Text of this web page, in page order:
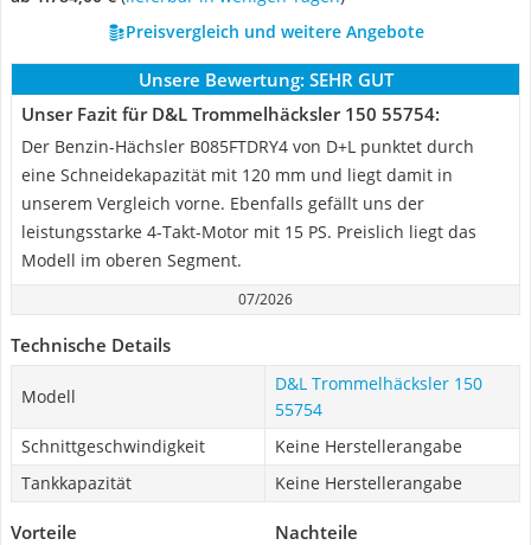
Preisvergleich und weitere Angebote
Unsere Bewertung: SEHR GUT
Unser Fazit für D&L Trommelhäcksler 150 55754:
Der Benzin-Hächsler B085FTDRY4 von D+L punktet durch
eine Schneidekapazität mit 120 mm und liegt damit in
unserem Vergleich vorne. Ebenfalls gefällt uns der
leistungsstarke 4-Takt-Motor mit 15 PS. Preislich liegt das
Modell im oberen Segment.
07/2026
Technische Details
Modell
D&L Trommelhäcksler 150
55754
Schnittgeschwindigkeit
Keine Herstellerangabe
Tankkapazität
Keine Herstellerangabe
Vorteile Nachteile